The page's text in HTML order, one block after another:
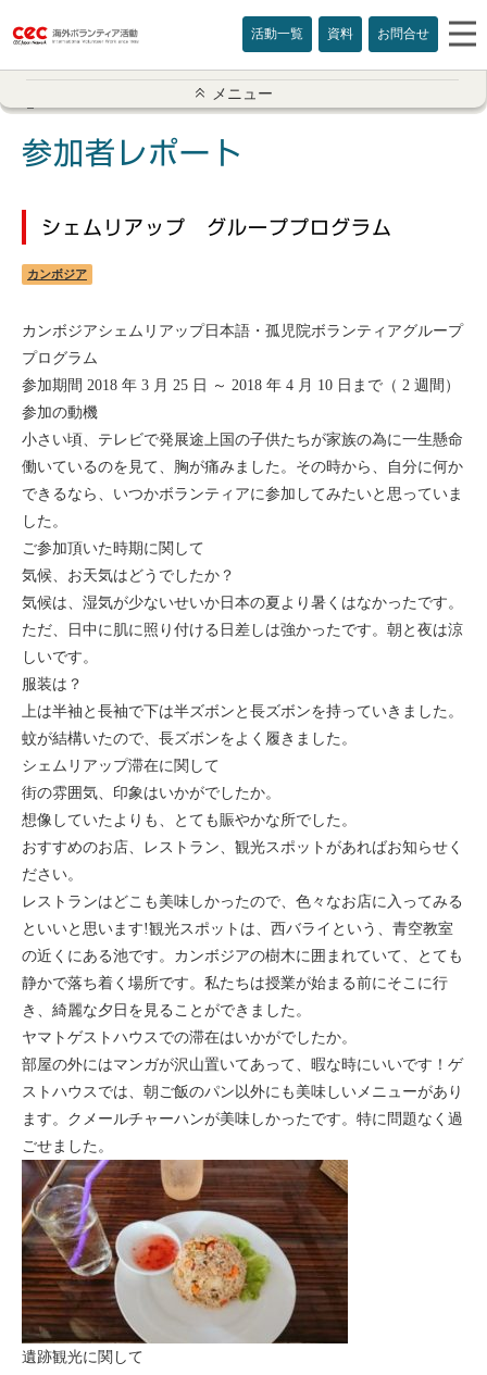
活動一覧 資料 お問合せ
参加者レポート一覧
アメリカ
カナダ
カンボジア
スリランカ
タイ
台湾
中国/海南島
ニュージーランド
ネパール
バリ
ベトナム
マルタ島
ジョグジャ
ハンガリー
ギリシャ
メニュー
参加者レポート
シェムリアップ グループプログラム
カンボジア
カンボジアシェムリアップ日本語・孤児院ボランティアグループ
プログラム
参加期間 2018 年 3 月 25 日 ～ 2018 年 4 月 10 日まで（ 2 週間）
参加の動機
小さい頃、テレビで発展途上国の子供たちが家族の為に一生懸命
働いているのを見て、胸が痛みました。その時から、自分に何か
できるなら、いつかボランティアに参加してみたいと思っていま
した。
ご参加頂いた時期に関して
気候、お天気はどうでしたか？
気候は、湿気が少ないせいか日本の夏より暑くはなかったです。
ただ、日中に肌に照り付ける日差しは強かったです。朝と夜は涼
しいです。
服装は？
上は半袖と長袖で下は半ズボンと長ズボンを持っていきました。
蚊が結構いたので、長ズボンをよく履きました。
シェムリアップ滞在に関して
街の雰囲気、印象はいかがでしたか。
想像していたよりも、とても賑やかな所でした。
おすすめのお店、レストラン、観光スポットがあればお知らせく
ださい。
レストランはどこも美味しかったので、色々なお店に入ってみる
といいと思います!観光スポットは、西バライという、青空教室
の近くにある池です。カンボジアの樹木に囲まれていて、とても
静かで落ち着く場所です。私たちは授業が始まる前にそこに行
き、綺麗な夕日を見ることができました。
ヤマトゲストハウスでの滞在はいかがでしたか。
部屋の外にはマンガが沢山置いてあって、暇な時にいいです！ゲ
ストハウスでは、朝ご飯のパン以外にも美味しいメニューがあり
ます。クメールチャーハンが美味しかったです。特に問題なく過
ごせました。
遺跡観光に関して